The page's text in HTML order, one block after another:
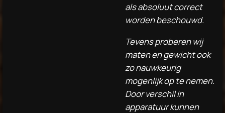
als absoluut correct
worden beschouwd.
Tevens proberen wij
maten en gewicht ook
zo nauwkeurig
mogenlijk op te nemen.
Door verschil in
apparatuur kunnen